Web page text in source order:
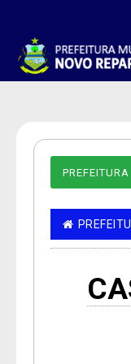
PREFEITURA